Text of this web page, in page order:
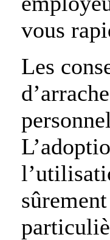
vous
Les